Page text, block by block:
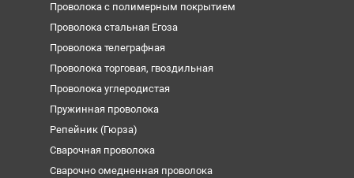
Проволока с полимерным покрытием
Проволока стальная Егоза
Проволока телеграфная
Проволока торговая, гвоздильная
Проволока углеродистая
Пружинная проволока
Репейник (Гюрза)
Сварочная проволока
Сварочно омедненная проволока